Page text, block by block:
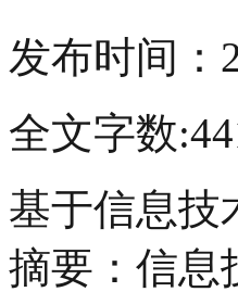
发布时间：
全文字数
基于信息技
摘要：信息